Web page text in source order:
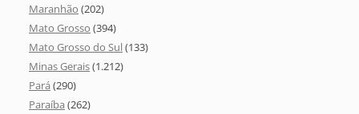
Maranhão (202)
Mato Grosso (394)
Mato Grosso do Sul(133)
Minas Gerais(1.212)
Pará (290)
Paraíba (262)